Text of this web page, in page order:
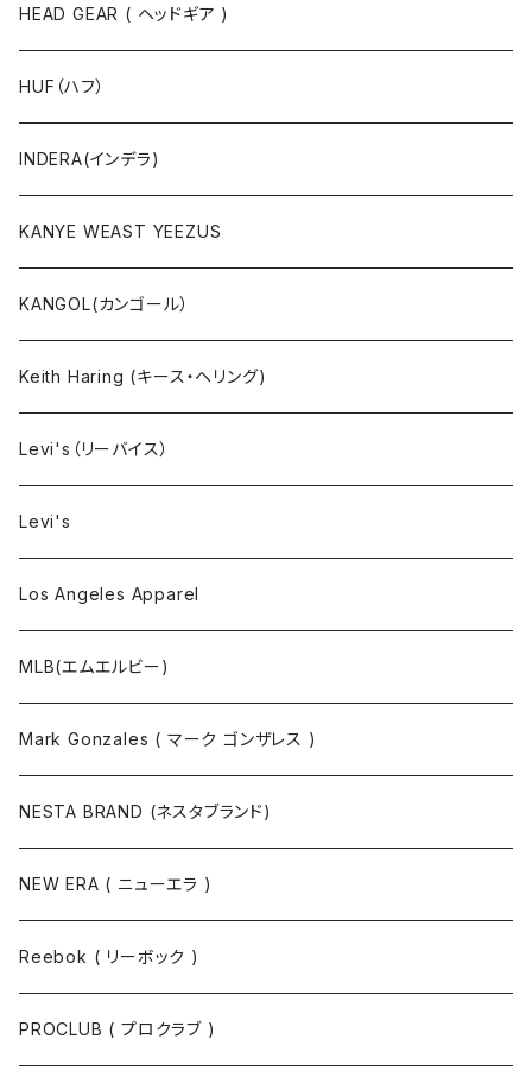
ジャケット
ニット
ボトムス
セットアップ
小物・雑貨
タンクトップ
コート
靴下
HEAD GEAR ( ヘッドギア )
HUF（ハフ）
INDERA(インデラ)
KANYE WEAST YEEZUS
KANGOL(カンゴール）
Keith Haring (キース・ヘリング)
Levi's（リーバイス）
Levi's
Los Angeles Apparel
MLB(エムエルビー)
Mark Gonzales ( マーク ゴンザレス )
NESTA BRAND (ネスタブランド)
NEW ERA ( ニューエラ )
Reebok ( リーボック )
PROCLUB ( プロクラブ )